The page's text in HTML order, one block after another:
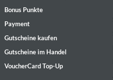
Bonus Punkte
Payment
Gutscheine kaufen
Gutscheine im Handel
VoucherCard Top-Up